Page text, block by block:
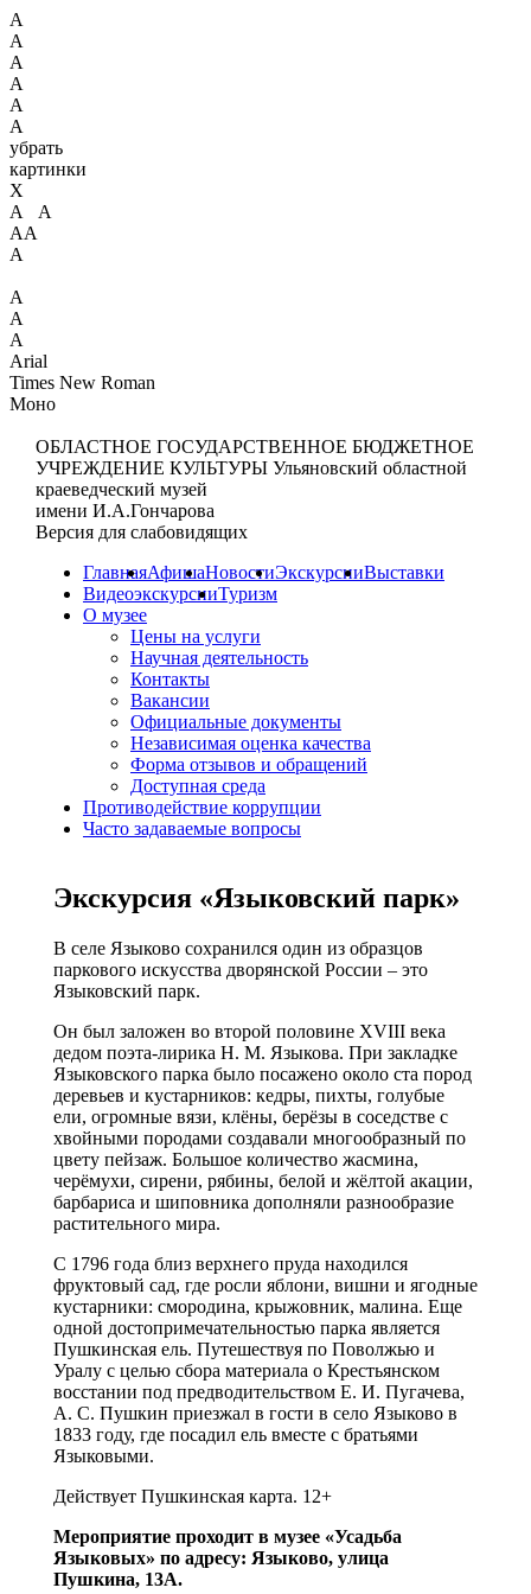
А
А
А
А
А
А
убрать
картинки
X
А А
АА
А
А
А
А
Arial
Times New Roman
Моно
ОБЛАСТНОЕ ГОСУДАРСТВЕННОЕ БЮДЖЕТНОЕ
УЧРЕЖДЕНИЕ КУЛЬТУРЫ Ульяновский областной
краеведческий музей
имени И.А.Гончарова
Версия для слабовидящих
ГлавнаяАфишаНовостиЭкскурсииВыставки
ВидеоэкскурсииТуризм
О музее
Цены на услуги
Научная деятельность
Контакты
Вакансии
Официальные документы
Независимая оценка качества
Форма отзывов и обращений
Доступная среда
Противодействие коррупции
Часто задаваемые вопросы
Экскурсия «Языковский парк»
В селе Языково сохранился один из образцов
паркового искусства дворянской России – это
Языковский парк.
Он был заложен во второй половине XVIII века
дедом поэта-лирика Н. М. Языкова. При закладке
Языковского парка было посажено около ста пород
деревьев и кустарников: кедры, пихты, голубые
ели, огромные вязи, клёны, берёзы в соседстве с
хвойными породами создавали многообразный по
цвету пейзаж. Большое количество жасмина,
черёмухи, сирени, рябины, белой и жёлтой акации,
барбариса и шиповника дополняли разнообразие
растительного мира.
С 1796 года близ верхнего пруда находился
фруктовый сад, где росли яблони, вишни и ягодные
кустарники: смородина, крыжовник, малина. Еще
одной достопримечательностью парка является
Пушкинская ель. Путешествуя по Поволжью и
Уралу с целью сбора материала о Крестьянском
восстании под предводительством Е. И. Пугачева,
А. С. Пушкин приезжал в гости в село Языково в
1833 году, где посадил ель вместе с братьями
Языковыми.
Действует Пушкинская карта. 12+
Мероприятие проходит в музее «Усадьба
Языковых» по адресу: Языково, улица
Пушкина, 13А.